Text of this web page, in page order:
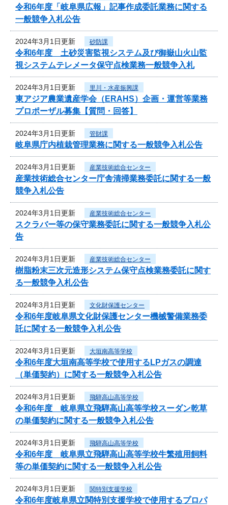
令和6年度「岐阜県広報」記事作成委託業務に関する
一般競争入札公告
2024年3月1日更新 砂防課
令和6年度 土砂災害監視システム及び御嶽山火山監
視システムテレメータ保守点検業務一般競争入札
2024年3月1日更新 里川・水産振興課
東アジア農業遺産学会（ERAHS）企画・運営等業務
プロポーザル募集【質問・回答】
2024年3月1日更新 管財課
岐阜県庁内植栽管理業務に関する一般競争入札公告
2024年3月1日更新 産業技術総合センター
産業技術総合センター庁舎清掃業務委託に関する一般
競争入札公告
2024年3月1日更新 産業技術総合センター
スクラバー等の保守業務委託に関する一般競争入札公
告
2024年3月1日更新 産業技術総合センター
樹脂粉末三次元造形システム保守点検業務委託に関す
る一般競争入札公告
2024年3月1日更新 文化財保護センター
令和6年度岐阜県文化財保護センター機械警備業務委
託に関する一般競争入札公告
2024年3月1日更新 大垣南高等学校
令和6年度大垣南高等学校で使用するLPガスの調達
（単価契約）に関する一般競争入札公告
2024年3月1日更新 飛騨高山高等学校
令和6年度 岐阜県立飛騨高山高等学校スーダン乾草
の単価契約に関する一般競争入札公告
2024年3月1日更新 飛騨高山高等学校
令和6年度 岐阜県立飛騨高山高等学校牛繁殖用飼料
等の単価契約に関する一般競争入札公告
2024年3月1日更新 関特別支援学校
令和6年度岐阜県立関特別支援学校で使用するプロパ